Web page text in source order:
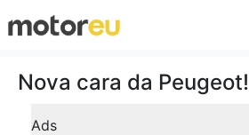
Nova cara da Peugeot!
Ads